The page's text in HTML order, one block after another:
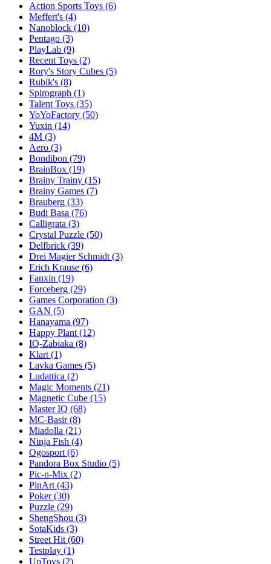
Action Sports Toys (6)
Meffert's (4)
Nanoblock (10)
Pentago (3)
PlayLab (9)
Recent Toys (2)
Rory's Story Cubes (5)
Rubik's (8)
Spirograph (1)
Talent Toys (35)
YoYoFactory (50)
Yuxin (14)
4M (3)
Aero (3)
Bondibon (79)
BrainBox (19)
Brainy Trainy (15)
Brainy Games (7)
Brauberg (33)
Budi Basa (76)
Calligrata (3)
Crystal Puzzle (50)
Delfbrick (39)
Drei Magier Schmidt (3)
Erich Krause (6)
Fanxin (19)
Forceberg (29)
Games Corporation (3)
GAN (5)
Hanayama (97)
Happy Plant (12)
IQ-Zabiaka (8)
Klart (1)
Lavka Games (5)
Ludattica (2)
Magic Moments (21)
Magnetic Cube (15)
Master IQ (68)
MC-Basir(8)
Miadolla (21)
Ninja Fish (4)
Ogosport (6)
Pandora Box Studio (5)
Pic-n-Mix (2)
PinArt (43)
Poker(30)
Puzzle (29)
ShengShou (3)
SotaKids (3)
Street Hit (60)
Testplay (1)
UpToys (2)